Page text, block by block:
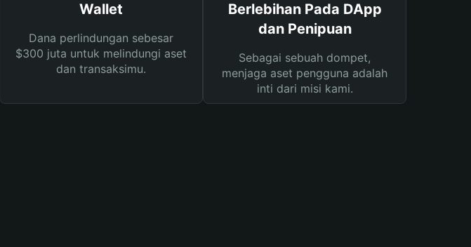
Wallet
Dana perlindungan sebesar
$300 juta untuk melindungi aset
dan transaksimu.
Berlebihan Pada DApp
dan Penipuan
Sebagai sebuah dompet,
menjaga aset pengguna adalah
inti dari misi kami.